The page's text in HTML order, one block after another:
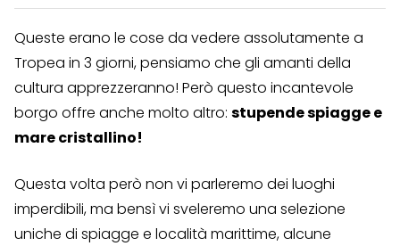
Queste erano le cose da vedere assolutamente a
Tropea in 3 giorni, pensiamo che gli amanti della
cultura apprezzeranno! Però questo incantevole
borgo offre anche molto altro: stupende spiagge e
mare cristallino!
Questa volta però non vi parleremo dei luoghi
imperdibili, ma bensì vi sveleremo una selezione
uniche di spiagge e località marittime, alcune